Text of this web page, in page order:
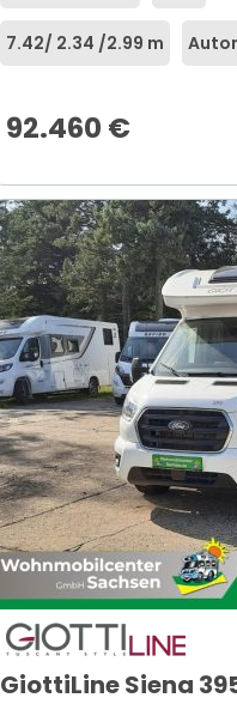
7.42/ 2.34 /2.99 m
92.460 €
GiottiLine Siena